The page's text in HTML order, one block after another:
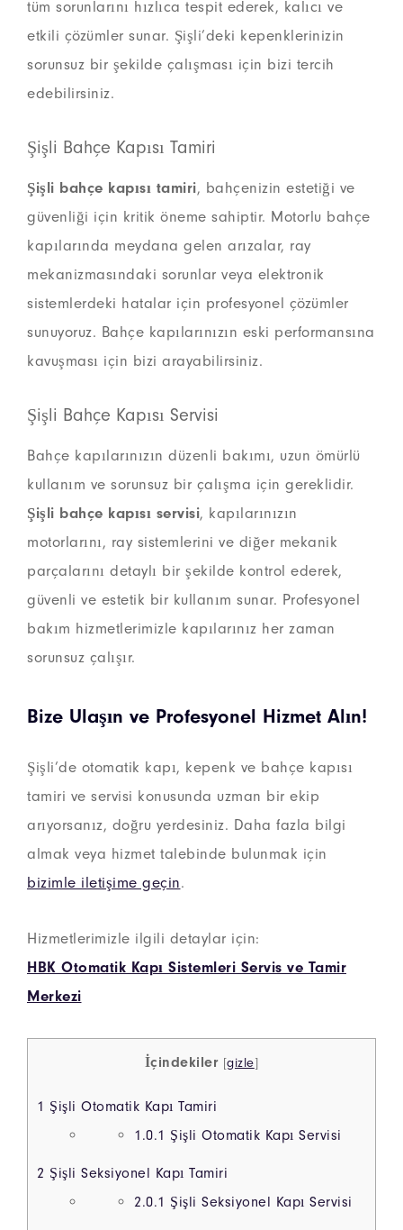
tüm sorunlarını hızlıca tespit ederek, kalıcı ve
etkili çözümler sunar. Şişli’deki kepenklerinizin
sorunsuz bir şekilde çalışması için bizi tercih
edebilirsiniz.
Şişli Bahçe Kapısı Tamiri
Şişli bahçe kapısı tamiri, bahçenizin estetiği ve
güvenliği için kritik öneme sahiptir. Motorlu bahçe
kapılarında meydana gelen arızalar, ray
mekanizmasındaki sorunlar veya elektronik
sistemlerdeki hatalar için profesyonel çözümler
sunuyoruz. Bahçe kapılarınızın eski performansına
kavuşması için bizi arayabilirsiniz.
Şişli Bahçe Kapısı Servisi
Bahçe kapılarınızın düzenli bakımı, uzun ömürlü
kullanım ve sorunsuz bir çalışma için gereklidir.
Şişli bahçe kapısı servisi, kapılarınızın
motorlarını, ray sistemlerini ve diğer mekanik
parçalarını detaylı bir şekilde kontrol ederek,
güvenli ve estetik bir kullanım sunar. Profesyonel
bakım hizmetlerimizle kapılarınız her zaman
sorunsuz çalışır.
Bize Ulaşın ve Profesyonel Hizmet Alın!
Şişli’de otomatik kapı, kepenk ve bahçe kapısı
tamiri ve servisi konusunda uzman bir ekip
arıyorsanız, doğru yerdesiniz. Daha fazla bilgi
almak veya hizmet talebinde bulunmak için
bizimle iletişime geçin.
Hizmetlerimizle ilgili detaylar için:
HBK Otomatik Kapı Sistemleri Servis ve Tamir
Merkezi
İçindekiler [gizle]
1 Şişli Otomatik Kapı Tamiri
1.0.1 Şişli Otomatik Kapı Servisi
2 Şişli Seksiyonel Kapı Tamiri
2.0.1 Şişli Seksiyonel Kapı Servisi